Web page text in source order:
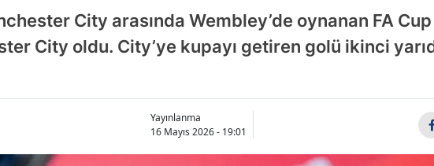
City arasında Wembley’de oynanan FA
City oldu. City’ye kupayı getiren golü ikinci
Yayınlanma
16 Mayıs 2026 - 19:01